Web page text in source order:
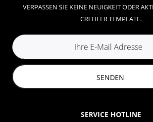
VERPASSEN SIE KEINE NEUIGKEIT ODER
CREHLER TEMPLATE.
SENDEN
SERVICE HOTLINE